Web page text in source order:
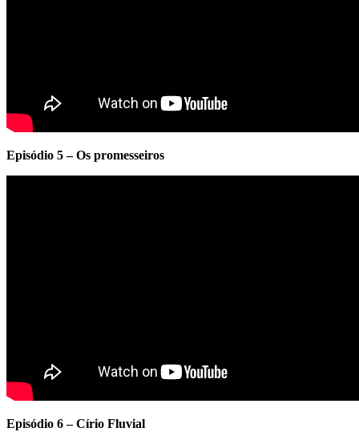
Episódio 5 – Os promesseiros
Episódio 6 – Círio Fluvial